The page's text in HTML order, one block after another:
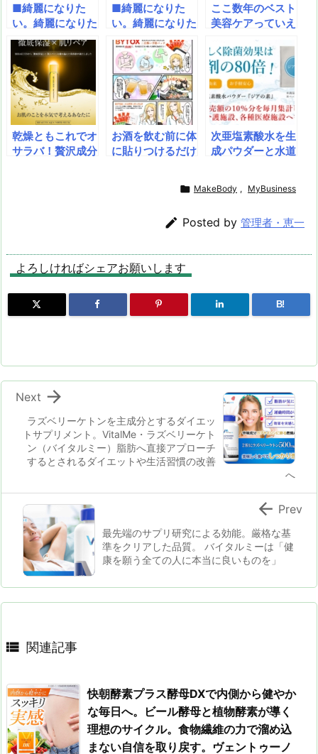
■綺麗になりた
い。綺麗になりた
い。シミ（肝斑）
の原因メラニンを
抑制♪あのトラン
シーノと同成分ト
ラネキサム酸を配
合しています。
■綺麗になりた
い。綺麗になりた
い。シミ（肝斑）
の原因メラニンを
抑制♪あのトラン
シーノと同成分ト
ラネキサム酸を配
合しています。
ここ数年のベスト
美容ケアっていえ
ば…薬用ならでは
の強力成分＆保湿
力！今ならコラー
ゲン石鹸が付いて
くる！
乾燥ともこれでオ
サラバ！贅沢成分
お酒を飲む前に体
に貼りつけるだけ
ッチです。ビタミ
各種栄養素が豊富
す。お酒を飲む機
会が多く、次の日
を予防したい方へ
オススメの商品で
次亜塩素酸水を生
成パウダーと水道
アの素」開発秘話
が漫画化！
 MakeBody , MyBusiness
 Posted by 管理者・恵一
よろしければシェアお願いします
B!
ラズベリーケトンを主成分とするダイエッ
トサプリメント。VitalMe・ラズベリーケト
ン（バイタルミー）脂肪へ直接アプローチ
するとされるダイエットや生活習慣の改善
へ

Next
最先端のサプリ研究による効能。厳格な基
準をクリアした品質。 バイタルミーは「健
康を願う全ての人に本当に良いものを」
 Prev
 関連記事
快朝酵素プラス酵母DXで内側から健やか
な毎日へ。ビール酵母と植物酵素が導く
理想のサイクル。食物繊維の力で溜め込
まない自信を取り戻す。ヴェントゥーノ